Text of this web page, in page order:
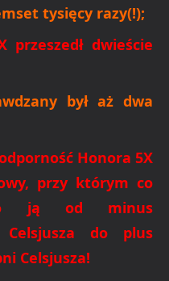
tysięcy razy(!);
przeszedł dwieście
był aż dwa
Honora 5X
przy którym co
ją od minus
do plus
Celsjusza!